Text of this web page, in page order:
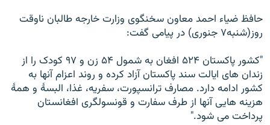
حافظ ضیاء احمد معاون سخنگوی وزارت خارجه طالبان ناوقت
روز(شنبه۷ جنوری) در پیامی گفت:
"کشور پاکستان ۵۲۴ افغان به شمول ۵۴ زن و ۹۷ کودک را از
زندان های ایالت سند پاکستان آزاد کرده و روند اعزام آنها به
کشور ادامه دارد. مصارف ترانسپورت، سفریه، غذا، البسۀ و همۀ
هزینه هایی آنها از طرف سفارت و قونسولگری افغانستان
پرداخت می شود."